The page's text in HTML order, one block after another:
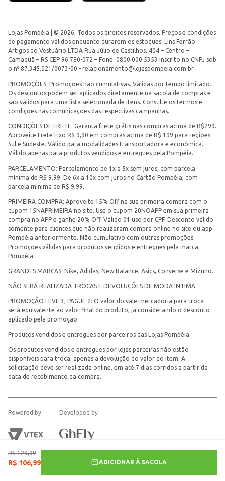
R$ 129,99
R$ 106,99 ADICIONAR À SACOLA
Lojas Pompéia | © 2026, Todos os direitos reservados. Preços e condições
de pagamento válidos enquanto durarem os estoques. Lins Ferrão
Artigos do Vestuário LTDA Rua Júlio de Castilhos, 404 – Centro –
Camaquã – RS CEP 96.780-072 – Fone: 0800 000 5353 Inscrito no CNPJ sob
o nº 87.345.021/0073-00 - relacionamento@lojaspompeia.com.br
PROMOÇÕES: Promoções não cumulativas. Válidas por tempo limitado.
Os descontos podem ser aplicados diretamente na sacola de compras e
são válidos para uma lista selecionada de itens. Consulte os termos e
condições nas comunicações das respectivas campanhas.
CONDIÇÕES DE FRETE: Garanta frete grátis nas compras acima de R$299.
Aproveite Frete Fixo R$ 9,90 em compras acima de R$ 199 para regiões
Sul e Sudeste. Válido para modalidades transportadora e econômica.
Válido apenas para produtos vendidos e entregues pela Pompéia.
PARCELAMENTO: Parcelamento de 1x a 5x sem juros, com parcela
mínima de R$ 9,99. De 6x a 10x com juros no Cartão Pompéia, com
parcela mínima de R$ 9,99.
PRIMEIRA COMPRA: Aproveite 15% Off na sua primeira compra com o
cupom 15NAPRIMEIRA no site. Use o cupom 20NOAPP em sua primeira
compra no APP e ganhe 20% Off. Válido 01 uso por CPF. Desconto válido
somente para clientes que não realizaram compra online no site ou app
Pompéia anteriormente. Não cumulativo com outras promoções.
Promoções válidas para produtos vendidos e entregues pela marca
Pompéia.
GRANDES MARCAS: Nike, Adidas, New Balance, Asics, Converse e Mizuno.
NÃO SERÁ REALIZADA TROCAS E DEVOLUÇÕES DE MODA INTIMA.
PROMOÇÃO LEVE 3, PAGUE 2: O valor do vale-mercadoria para troca
será equivalente ao valor final do produto, já considerando o desconto
aplicado pela promoção.
Produtos vendidos e entregues por parceiros das Lojas Pompéia:
Os produtos vendidos e entregues por lojas parceiras não estão
disponíveis para troca, apenas a devolução do valor do item. A
solicitação deve ser realizada online, em até 7 dias corridos a partir da
data de recebimento da compra.
Powered by Developed by